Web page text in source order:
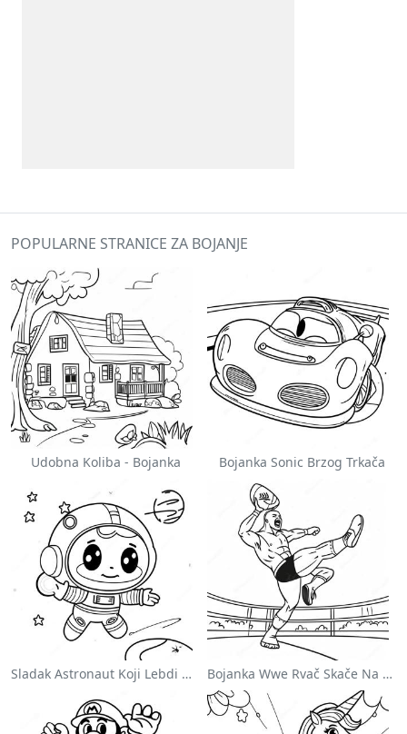
POPULARNE STRANICE ZA BOJANJE
Udobna Koliba - Bojanka Bojanka Sonic Brzog Trkača
Sladak Astronaut Koji Lebdi U Svemiru Na Stranici Za Bojanje Bojanka Wwe Rvač Skače Na Protivnika